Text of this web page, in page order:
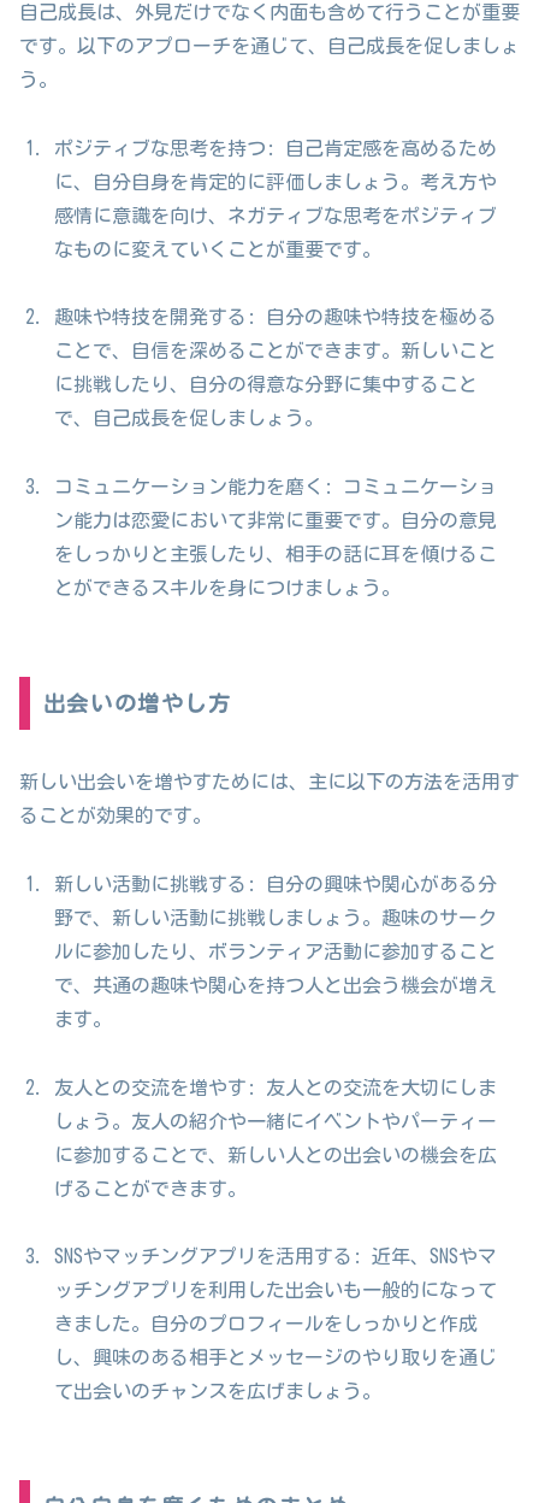
自己成長は、外見だけでなく内面も含めて行うことが重要
です。以下のアプローチを通じて、自己成長を促しましょ
う。
ポジティブな思考を持つ: 自己肯定感を高めるため
に、自分自身を肯定的に評価しましょう。考え方や
感情に意識を向け、ネガティブな思考をポジティブ
なものに変えていくことが重要です。
趣味や特技を開発する: 自分の趣味や特技を極める
ことで、自信を深めることができます。新しいこと
に挑戦したり、自分の得意な分野に集中すること
で、自己成長を促しましょう。
コミュニケーション能力を磨く: コミュニケーショ
ン能力は恋愛において非常に重要です。自分の意見
をしっかりと主張したり、相手の話に耳を傾けるこ
とができるスキルを身につけましょう。
出会いの増やし方
新しい出会いを増やすためには、主に以下の方法を活用す
ることが効果的です。
新しい活動に挑戦する: 自分の興味や関心がある分
野で、新しい活動に挑戦しましょう。趣味のサーク
ルに参加したり、ボランティア活動に参加すること
で、共通の趣味や関心を持つ人と出会う機会が増え
ます。
友人との交流を増やす: 友人との交流を大切にしま
しょう。友人の紹介や一緒にイベントやパーティー
に参加することで、新しい人との出会いの機会を広
げることができます。
SNSやマッチングアプリを活用する: 近年、SNSやマ
ッチングアプリを利用した出会いも一般的になって
きました。自分のプロフィールをしっかりと作成
し、興味のある相手とメッセージのやり取りを通じ
て出会いのチャンスを広げましょう。